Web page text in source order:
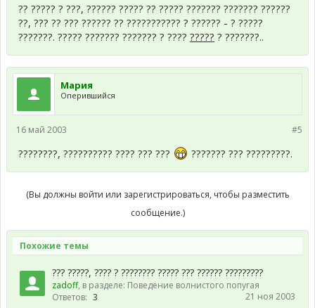
?? ????? ? ???, ?????? ????? ?? ????? ??????? ??????? ??????
??, ??? ?? ??? ?????? ?? ??????????? ? ?????? - ? ?????
???????. ????? ??????? ??????? ? ???? ????? ? ???????..
Мария
Оперившийся
#5
16 май 2003
????????, ?????????? ???? ??? ??? ??????? ??? ?????????.
(Вы должны войти или зарегистрироваться, чтобы разместить
сообщение.)
Похожие темы
??? ?????, ???? ? ???????? ????? ??? ?????? ?????????
zadoff, в разделе: Поведение волнистого попугая
Ответов: 3 21 ноя 2003